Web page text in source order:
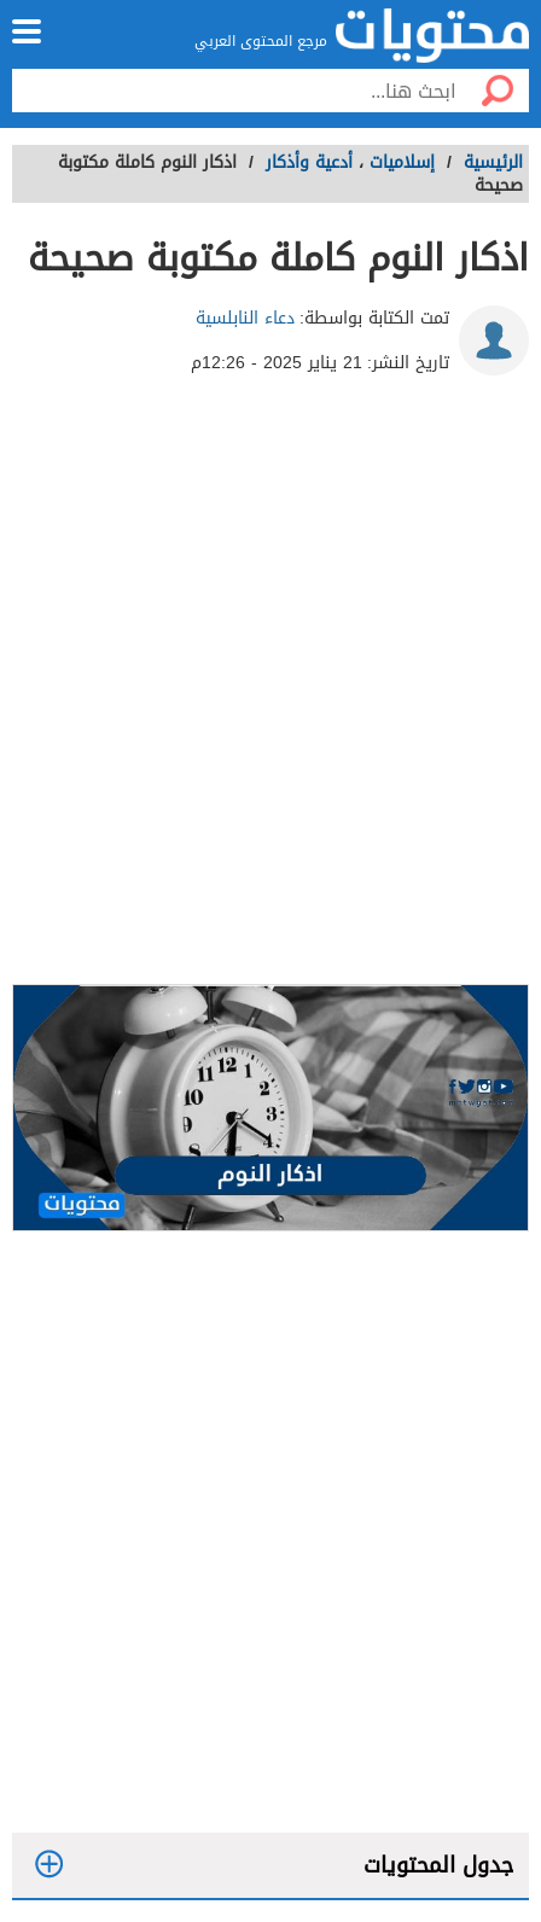
مرجع المحتوى العربي
الرئيسية / إسلاميات ، أدعية وأذكار / اذكار النوم كاملة مكتوبة
صحيحة
اذكار النوم كاملة مكتوبة صحيحة
تمت الكتابة بواسطة:دعاء النابلسية
تاريخ النشر: 21 يناير 2025 - 12:26م
جدول المحتويات